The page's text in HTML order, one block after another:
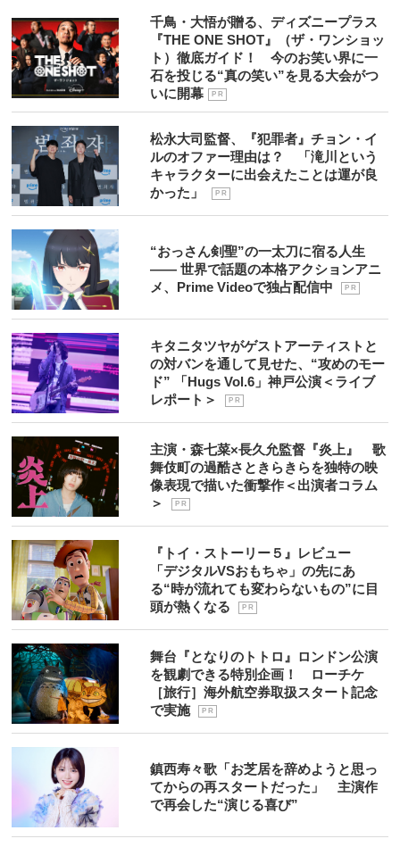
千鳥・大悟が贈る、ディズニープラス
『THE ONE SHOT』（ザ・ワンショッ
ト）徹底ガイド！ 今のお笑い界に一
石を投じる“真の笑い”を見る大会がつ
いに開幕
P R
松永大司監督、『犯罪者』チョン・イ
ルのオファー理由は？ 「滝川という
キャラクターに出会えたことは運が良
かった」
P R
“おっさん剣聖”の一太刀に宿る人生
―― 世界で話題の本格アクションアニ
メ、Prime Videoで独占配信中
P R
キタニタツヤがゲストアーティストと
の対バンを通して見せた、“攻めのモー
ド” 「Hugs Vol.6」神戸公演＜ライブ
レポート＞
P R
主演・森七菜×長久允監督『炎上』 歌
舞伎町の過酷さときらきらを独特の映
像表現で描いた衝撃作＜出演者コラム
＞
P R
『トイ・ストーリー５』レビュー
「デジタルVSおもちゃ」の先にあ
る“時が流れても変わらないもの”に目
頭が熱くなる
P R
舞台『となりのトトロ』ロンドン公演
を観劇できる特別企画！ ローチケ
［旅行］海外航空券取扱スタート記念
で実施
P R
鎮西寿々歌「お芝居を辞めようと思っ
てからの再スタートだった」 主演作
で再会した“演じる喜び”